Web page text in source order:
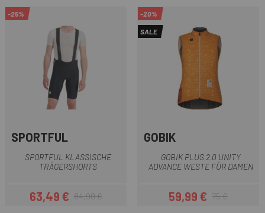
-25%
SPORTFUL
SPORTFUL KLASSISCHE
TRÄGERSHORTS
Preis
63,49 €Regulärer Preis
84,90 €
-20%
SALE
GOBIK
GOBIK PLUS 2.0 UNITY
ADVANCE WESTE FÜR DAMEN
Preis
59,99 €Regulärer Preis
75 €